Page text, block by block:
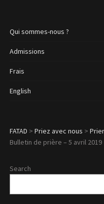
Qui sommes-nous ?
Admissions
Frais
English
FATAD > Priez avec nous >
Bulletin de prière – 5 avril 2019
Search